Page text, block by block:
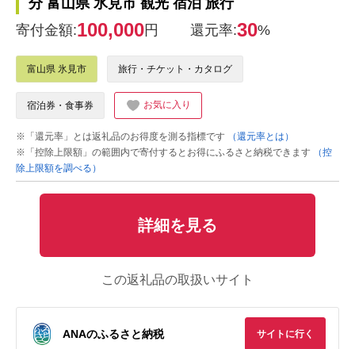
分 富山県 氷見市 観光 宿泊 旅行
寄付金額:100,000円 還元率:30%
富山県 氷見市 旅行・チケット・カタログ
宿泊券・食事券 お気に入り
※「還元率」とは返礼品のお得度を測る指標です
（還元率とは）
※「控除上限額」の範囲内で寄付するとお得にふるさと納税できます
（控
除上限額を調べる）
詳細を見る
この返礼品の取扱いサイト
ANAのふるさと納税 サイトに行く